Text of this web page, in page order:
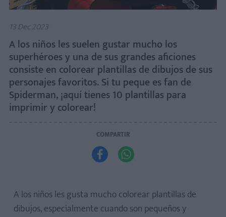
13 Dec 2023
A los niños les suelen gustar mucho los
superhéroes y una de sus grandes aficiones
consiste en colorear plantillas de dibujos de sus
personajes favoritos. Si tu peque es fan de
Spiderman, ¡aquí tienes 10 plantillas para
imprimir y colorear!
COMPARTIR
 
A los niños les gusta mucho colorear plantillas de
dibujos, especialmente cuando son pequeños y